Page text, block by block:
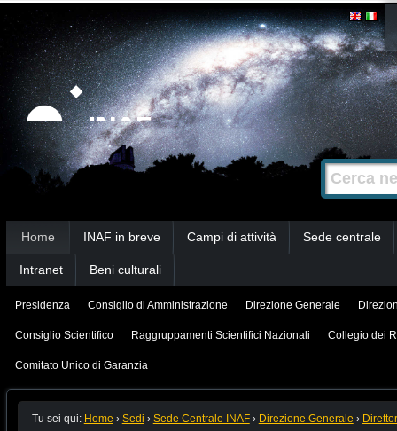
Strumenti
personali
Salta
contenuti.
|
Salta
alla
navigazione
Cerca nel
Ricerca
avanzata…
Home INAF in breve Campi di attività Sede centrale
Intranet Beni culturali
Presidenza Consiglio di Amministrazione Direzione Generale
Consiglio Scientifico Raggruppamenti Scientifici Nazionali Collegio dei
Comitato Unico di Garanzia
Tu sei qui: Home › Sedi › Sede Centrale INAF › Direzione Generale ›